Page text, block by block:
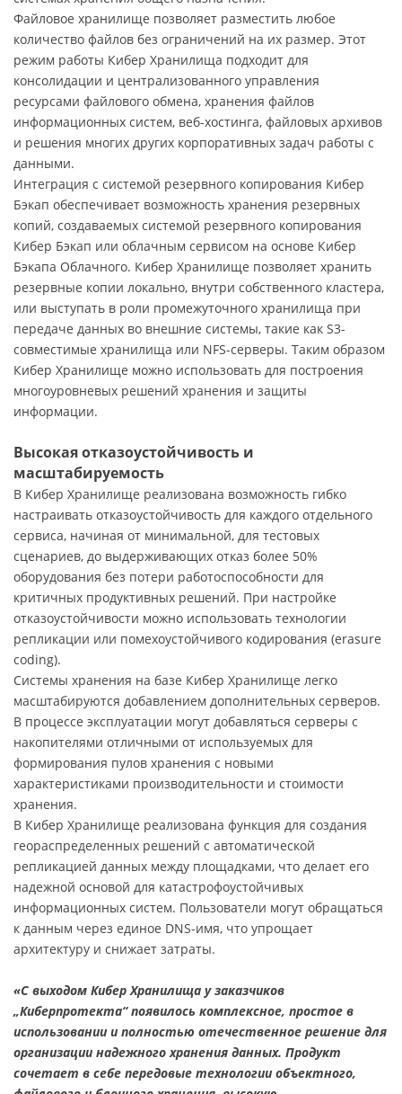
Файловое хранилище позволяет разместить любое
количество файлов без ограничений на их размер. Этот
режим работы Кибер Хранилища подходит для
консолидации и централизованного управления
ресурсами файлового обмена, хранения файлов
информационных систем, веб-хостинга, файловых архивов
и решения многих других корпоративных задач работы с
данными.
Интеграция с системой резервного копирования Кибер
Бэкап обеспечивает возможность хранения резервных
копий, создаваемых системой резервного копирования
Кибер Бэкап или облачным сервисом на основе Кибер
Бэкапа Облачного. Кибер Хранилище позволяет хранить
резервные копии локально, внутри собственного кластера,
или выступать в роли промежуточного хранилища при
передаче данных во внешние системы, такие как S3-
совместимые хранилища или NFS-серверы. Таким образом
Кибер Хранилище можно использовать для построения
многоуровневых решений хранения и защиты
информации.
Высокая отказоустойчивость и
масштабируемость
В Кибер Хранилище реализована возможность гибко
настраивать отказоустойчивость для каждого отдельного
сервиса, начиная от минимальной, для тестовых
сценариев, до выдерживающих отказ более 50%
оборудования без потери работоспособности для
критичных продуктивных решений. При настройке
отказоустойчивости можно использовать технологии
репликации или помехоустойчивого кодирования (erasure
coding).
Системы хранения на базе Кибер Хранилище легко
масштабируются добавлением дополнительных серверов.
В процессе эксплуатации могут добавляться серверы с
накопителями отличными от используемых для
формирования пулов хранения с новыми
характеристиками производительности и стоимости
хранения.
В Кибер Хранилище реализована функция для создания
геораспределенных решений с автоматической
репликацией данных между площадками, что делает его
надежной основой для катастрофоустойчивых
информационных систем. Пользователи могут обращаться
к данным через единое DNS-имя, что упрощает
архитектуру и снижает затраты.
«С выходом Кибер Хранилища у заказчиков
„Киберпротекта“ появилось комплексное, простое в
использовании и полностью отечественное решение для
организации надежного хранения данных. Продукт
сочетает в себе передовые технологии объектного,